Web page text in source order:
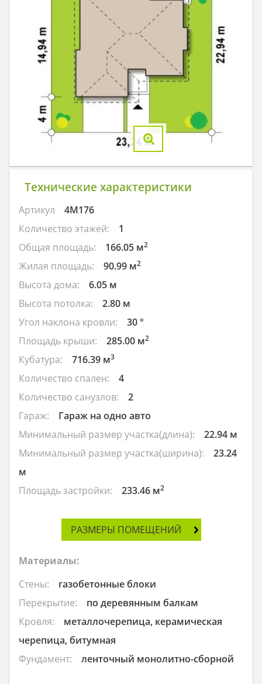
Технические характеристики
Артикул
4M176
Количество этажей:
1
Общая площадь:
166.05 м2
Жилая площадь: 90.99 м2
Высота дома:
6.05 м
Высота потолка:
2.80 м
Угол наклона кровли:
30 °
Площадь крыши:
285.00 м2
Кубатура: 716.39 м3
Количество спален:
4
Количество санузлов:
2
Гараж:
Гараж на одно авто
Минимальный размер участка(длина):
22.94 м
Минимальный размер участка(ширина):
23.24
м
Площадь застройки:
233.46 м2
РАЗМЕРЫ ПОМЕЩЕНИЙ
Материалы:
Стены:
газобетонные блоки
Перекрытие:
по деревянным балкам
Кровля:
металлочерепица, керамическая
черепица, битумная
Фундамент:
ленточный монолитно-сборной